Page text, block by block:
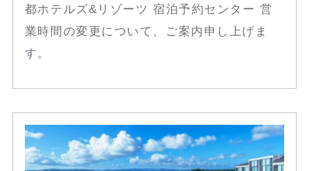
都ホテルズ&リゾーツ 宿泊予約センター 営
業時間の変更について、ご案内申し上げま
す。